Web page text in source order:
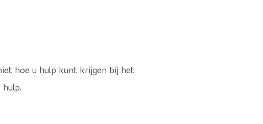
hoe u hulp kunt krijgen bij het